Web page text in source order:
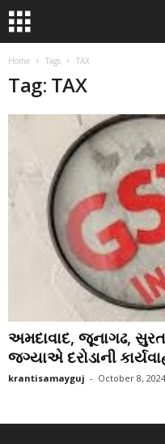
Home Tags TAX
Tag: TAX
અમદાવાદ, જૂનાગઢ,
જગ્યાએ દરોડાની
krantisamayguj - October 8, 2024